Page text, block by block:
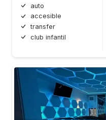
auto
accesible
transfer
club infantil